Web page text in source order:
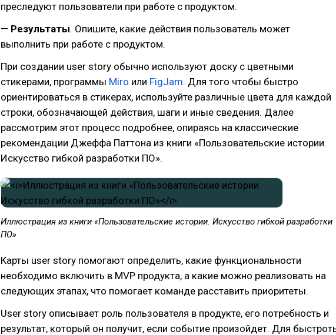
преследуют пользователи при работе с продуктом.
— Результаты. Опишите, какие действия пользователь может
выполнить при работе с продуктом.
При создании user story обычно используют доску с цветными
стикерами, программы Miro или FigJam. Для того чтобы быстро
ориентироваться в стикерах, используйте различные цвета для каждой
строки, обозначающей действия, шаги и иные сведения. Далее
рассмотрим этот процесс подробнее, опираясь на классические
рекомендации Джеффа Паттона из книги «Пользовательские истории.
Искусство гибкой разработки ПО».
Иллюстрация из книги «Пользовательские истории. Искусство гибкой разработки
ПО»
Карты user story помогают определить, какие функциональности
необходимо включить в MVP продукта, а какие можно реализовать на
следующих этапах, что помогает команде расставить приоритеты.
User story описывает роль пользователя в продукте, его потребность и
результат, который он получит, если событие произойдет. Для